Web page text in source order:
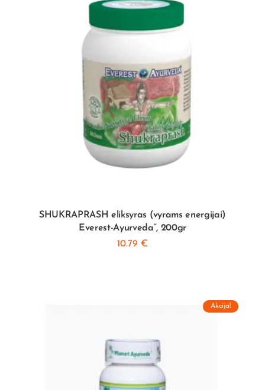
SHUKRAPRASH eliksyras (vyrams energijai)
Everest-Ayurveda”, 200gr
10.79 €
Akcija!